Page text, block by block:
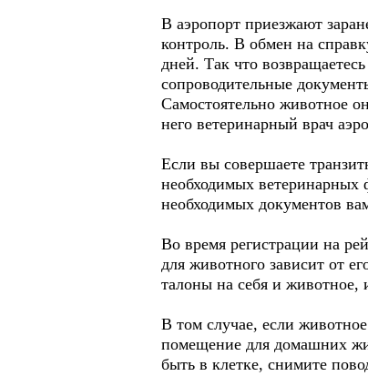
В аэропорт приезжают
контроль. В обмен на
дней. Так что
сопроводительные
Самостоятельно животное
него ветеринарный врач
Если вы совершаете
необходимых ветеринарных
необходимых документов
Во время регистрации на
для животного зависит от
талоны на себя и животное,
В том случае, если животное
помещение для домашних
быть в клетке, снимите